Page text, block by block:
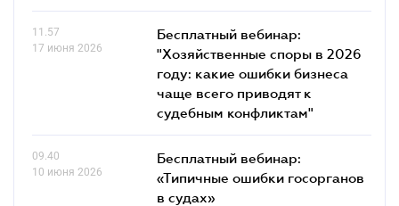
11.57
17 июня 2026
Бесплатный вебинар:
"Хозяйственные споры в 2026
году: какие ошибки бизнеса
чаще всего приводят к
судебным конфликтам"
09.40
10 июня 2026
Бесплатный вебинар:
«Типичные ошибки госорганов
в судах»